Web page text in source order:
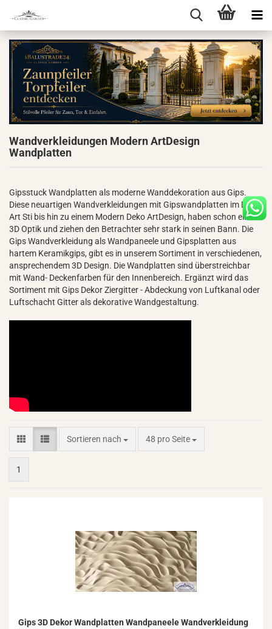
Wandverkleidungen Modern ArtDesign
Wandplatten
Gipsstuck Wandplatten als moderne Wanddekoration aus Gips.
Diese neuartigen Wandverkleidungen mit Gipswandplatten im Deco
Art Sti bis hin zu einem Modern Deko ArtDesign, haben schon eine
3D Optik und ziehen den Betrachter sehr stark in seinen Bann. Die
Gips Wandverkleidung als Wandpaneele und Gipsplatten aus
hartem Keramikgips, gibt es in unserem Sortiment in verschiedenen,
ansprechendem 3D Design. Die Wandplatten sind überstreichbar
mit Wand- Deckenfarben für den Innenbereich. Ergänzt wird das
Sortiment mit Gips Dekor Ziergitter - Abdeckung von Luftkanal oder
Luftschacht Gitter als dekorative Wandgestaltung.
Sortieren nach
Sortieren nach 48 pro Seite
pro Seite
1
Gips 3D Dekor Wand­plat­ten Wand­pa­nee­le Wand­ver­klei­dung